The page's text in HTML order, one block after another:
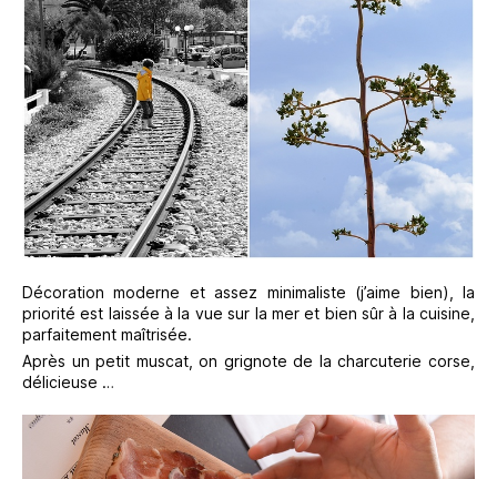
Décoration moderne et assez minimaliste (j’aime bien), la
priorité est laissée à la vue sur la mer et bien sûr à la cuisine,
parfaitement maîtrisée.
Après un petit muscat, on grignote de la charcuterie corse,
délicieuse …